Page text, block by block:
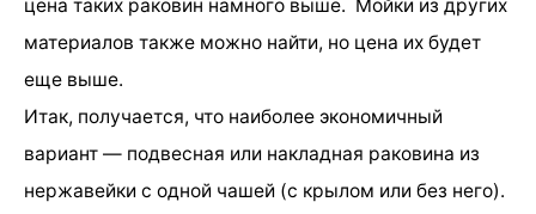
цена таких раковин намного выше. Мойки из других
материалов также можно найти, но цена их будет
еще выше.
Итак, получается, что наиболее экономичный
вариант — подвесная или накладная раковина из
нержавейки с одной чашей (с крылом или без него).